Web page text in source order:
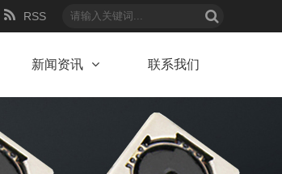
RSS
新闻资讯 联系我们